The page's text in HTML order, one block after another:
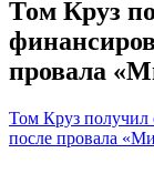
Том Круз
провала
Том Круз получил
после провала